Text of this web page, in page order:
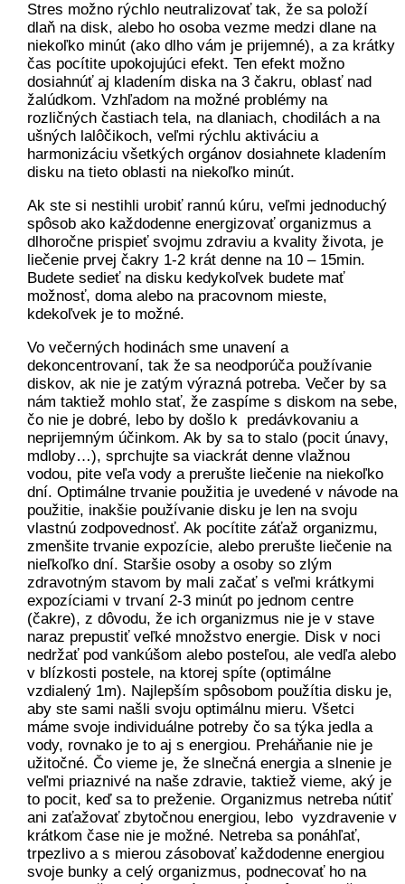
Stres možno rýchlo neutralizovať tak, že sa položí
dlaň na disk, alebo ho osoba vezme medzi dlane na
niekoľko minút (ako dlho vám je prijemné), a za krátky
čas pocítite upokojujúci efekt. Ten efekt možno
dosiahnúť aj kladením diska na 3 čakru, oblasť nad
žalúdkom. Vzhľadom na možné problémy na
rozličných častiach tela, na dlaniach, chodilách a na
ušných lalôčikoch, veľmi rýchlu aktiváciu a
harmonizáciu všetkých orgánov dosiahnete kladením
disku na tieto oblasti na niekoľko minút.
Ak ste si nestihli urobiť rannú kúru, veľmi jednoduchý
spôsob ako každodenne energizovať organizmus a
dlhoročne prispieť svojmu zdraviu a kvality života, je
liečenie prvej čakry 1-2 krát denne na 10 – 15min.
Budete sedieť na disku kedykoľvek budete mať
možnosť, doma alebo na pracovnom mieste,
kdekoľvek je to možné.
Vo večerných hodinách sme unavení a
dekoncentrovaní, tak že sa neodporúča používanie
diskov, ak nie je zatým výrazná potreba. Večer by sa
nám taktiež mohlo stať, že zaspíme s diskom na sebe,
čo nie je dobré, lebo by došlo k predávkovaniu a
neprijemným účinkom. Ak by sa to stalo (pocit únavy,
mdloby…), sprchujte sa viackrát denne vlažnou
vodou, pite veľa vody a prerušte liečenie na niekoľko
dní. Optimálne trvanie použitia je uvedené v návode na
použitie, inakšie používanie disku je len na svoju
vlastnú zodpovednosť. Ak pocítite záťaž organizmu,
zmenšite trvanie expozície, alebo prerušte liečenie na
nieľkoľko dní. Staršie osoby a osoby so zlým
zdravotným stavom by mali začať s veľmi krátkymi
expozíciami v trvaní 2-3 minút po jednom centre
(čakre), z dôvodu, že ich organizmus nie je v stave
naraz prepustiť veľké množstvo energie. Disk v noci
nedržať pod vankúšom alebo posteľou, ale vedľa alebo
v blízkosti postele, na ktorej spíte (optimálne
vzdialený 1m). Najlepším spôsobom použítia disku je,
aby ste sami našli svoju optimálnu mieru. Všetci
máme svoje individuálne potreby čo sa týka jedla a
vody, rovnako je to aj s energiou. Preháňanie nie je
užitočné. Čo vieme je, že slnečná energia a slnenie je
veľmi priaznivé na naše zdravie, taktiež vieme, aký je
to pocit, keď sa to preženie. Organizmus netreba nútiť
ani zaťažovať zbytočnou energiou, lebo vyzdravenie v
krátkom čase nie je možné. Netreba sa ponáhľať,
trpezlivo a s mierou zásobovať každodenne energiou
svoje bunky a celý organizmus, podnecovať ho na